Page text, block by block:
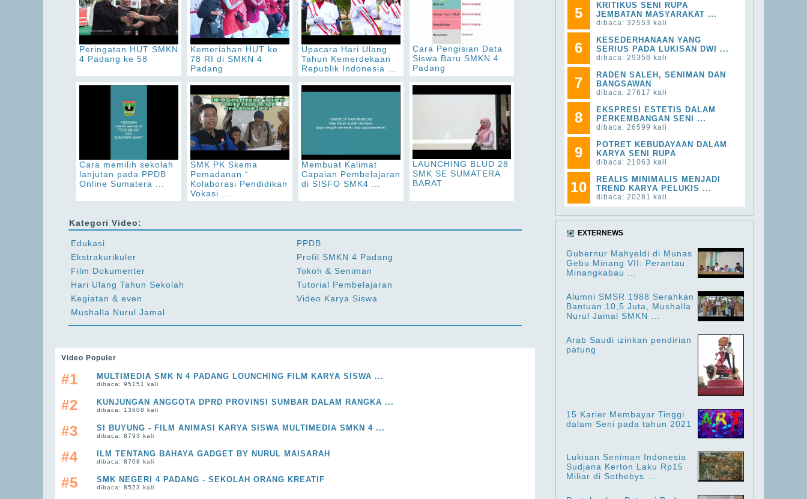
Peringatan HUT SMKN
4 Padang ke 58
Kemeriahan HUT ke
78 RI di SMKN 4
Padang
Upacara Hari Ulang
Tahun Kemerdekaan
Republik Indonesia ...
Cara Pengisian Data
Siswa Baru SMKN 4
Padang
Cara memilih sekolah
lanjutan pada PPDB
Online Sumatera ...
SMK PK Skema
Pemadanan “
Kolaborasi Pendidikan
Vokasi ...
Membuat Kalimat
Capaian Pembelajaran
di SISFO SMK4 ...
LAUNCHING BLUD 28
SMK SE SUMATERA
BARAT
Kategori Video:
Edukasi
Ekstrakurikuler
Film Dokumenter
Hari Ulang Tahun Sekolah
Kegiatan & even
Mushalla Nurul Jamal
PPDB
Profil SMKN 4 Padang
Tokoh & Seniman
Tutorial Pembelajaran
Video Karya Siswa
Video Populer
#1 MULTIMEDIA SMK N 4 PADANG LOUNCHING FILM KARYA SISWA ...
dibaca: 95151 kali
#2 KUNJUNGAN ANGGOTA DPRD PROVINSI SUMBAR DALAM RANGKA ...
dibaca: 13608 kali
#3 SI BUYUNG - FILM ANIMASI KARYA SISWA MULTIMEDIA SMKN 4 ...
dibaca: 8793 kali
#4 ILM TENTANG BAHAYA GADGET BY NURUL MAISARAH
dibaca: 8708 kali
#5 SMK NEGERI 4 PADANG - SEKOLAH ORANG KREATIF
dibaca: 8523 kali
5
KRITIKUS SENI RUPA
JEMBATAN MASYARAKAT ...
dibaca: 32553 kali
6
KESEDERHANAAN YANG
SERIUS PADA LUKISAN DWI ...
dibaca: 29356 kali
7
RADEN SALEH, SENIMAN DAN
BANGSAWAN
dibaca: 27617 kali
8
EKSPRESI ESTETIS DALAM
PERKEMBANGAN SENI ...
dibaca: 26599 kali
9
POTRET KEBUDAYAAN DALAM
KARYA SENI RUPA
dibaca: 21063 kali
10
REALIS MINIMALIS MENJADI
TREND KARYA PELUKIS ...
dibaca: 20281 kali
EXTERNEWS
Gubernur Mahyeldi di Munas
Gebu Minang VII: Perantau
Minangkabau ...
Alumni SMSR 1988 Serahkan
Bantuan 10,5 Juta, Mushalla
Nurul Jamal SMKN ...
Arab Saudi izinkan pendirian
patung
15 Karier Membayar Tinggi
dalam Seni pada tahun 2021
Lukisan Seniman Indonesia
Sudjana Kerton Laku Rp15
Miliar di Sothebys ...